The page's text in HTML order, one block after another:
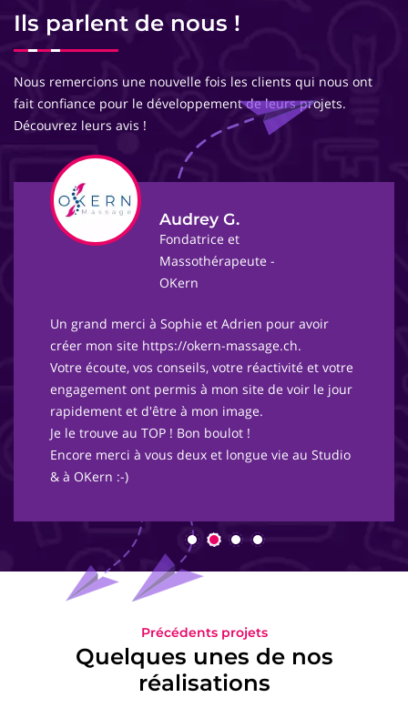
Ils parlent de nous !
Nous remercions une nouvelle fois les clients qui nous ont
fait confiance pour le développement de leurs projets.
Découvrez leurs avis !
Audrey G.
Fondatrice et
Massothérapeute -
OKern
Un grand merci à Sophie et Adrien pour avoir
créer mon site https://okern-massage.ch.
Votre écoute, vos conseils, votre réactivité et votre
engagement ont permis à mon site de voir le jour
rapidement et d'être à mon image.
Je le trouve au TOP ! Bon boulot !
Encore merci à vous deux et longue vie au Studio
& à OKern :-)
Précédents projets
Quelques unes de nos
réalisations